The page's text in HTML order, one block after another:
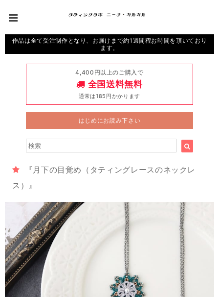
作品は全て受注制作となり、お届けまで約1週間程お時間を頂いており
ます。
4,400円以上のご購入で
全国送料無料
通常は185円かかります
はじめにお読み下さい
『月下の目覚め（タティングレースのネックレ
ス）』